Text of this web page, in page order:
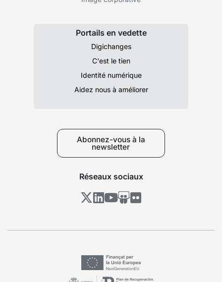
Portails en vedette
Digichanges
C'est le tien
Identité numérique
Aidez nous à améliorer
Abonnez-vous à la
newsletter
Réseaux sociaux